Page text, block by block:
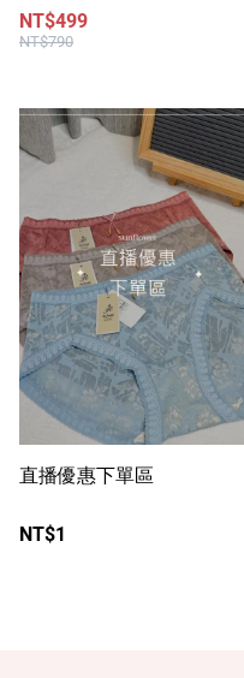
NT$499
NT$790
直播優惠下單區
NT$1